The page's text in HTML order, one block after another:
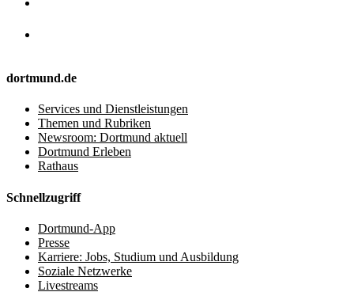
dortmund.de
Services und Dienstleistungen
Themen und Rubriken
Newsroom: Dortmund aktuell
Dortmund Erleben
Rathaus
Schnellzugriff
Dortmund-App
Presse
Karriere: Jobs, Studium und Ausbildung
Soziale Netzwerke
Livestreams